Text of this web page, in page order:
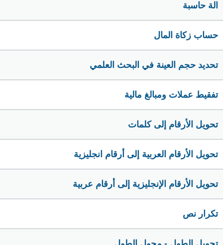
الة حاسبة
حساب زكاة المال
تحديد حجم العينة في البحث العلمي
تفقيط عملات ومبالغ مالية
تحويل الأرقام إلى كلمات
تحويل الأرقام العربية إلى أرقام انجليزية
تحويل الأرقام الإنجليزية إلى أرقام عربية
تكرار نص